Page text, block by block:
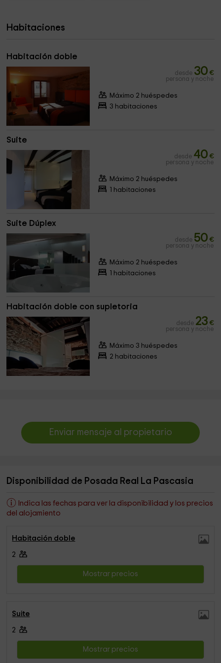
Habitaciones
Habitación doble
desde 30 €
persona y noche
Máximo 2 huéspedes
3 habitaciones
Suite
desde 40 €
persona y noche
Máximo 2 huéspedes
1 habitaciones
Suite Dúplex
desde 50 €
persona y noche
Máximo 2 huéspedes
1 habitaciones
Habitación doble con supletoria
desde 23 €
persona y noche
Máximo 3 huéspedes
2 habitaciones
Enviar mensaje al propietario
Disponibilidad de Posada Real La Pascasia
Indica las fechas para ver la disponibilidad y los precios
del alojamiento
Habitación doble
2
Mostrar precios
Suite
2
Mostrar precios